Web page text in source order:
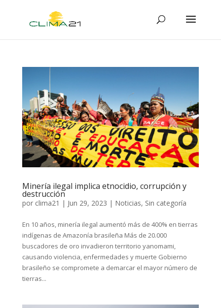
Minería ilegal implica etnocidio, corrupción y
destrucción
por clima21 | Jun 29, 2023 | Noticias, Sin categoría
En 10 años, minería ilegal aumentó más de 400% en tierras
indígenas de Amazonía brasileña Más de 20.000
buscadores de oro invadieron territorio yanomami,
causando violencia, enfermedades y muerte Gobierno
brasileño se compromete a demarcar el mayor número de
tierras...